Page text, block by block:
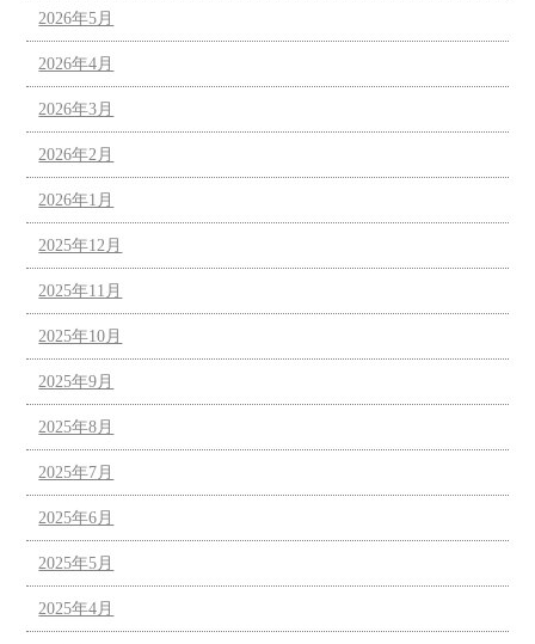
2026年5月
2026年4月
2026年3月
2026年2月
2026年1月
2025年12月
2025年11月
2025年10月
2025年9月
2025年8月
2025年7月
2025年6月
2025年5月
2025年4月